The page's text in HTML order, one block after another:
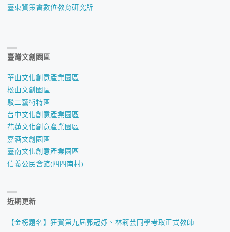
臺東資策會數位教育研究所
臺灣文創園區
華山文化創意產業園區
松山文創園區
駁二藝術特區
台中文化創意產業園區
花蓮文化創意產業園區
嘉酒文創園區
臺南文化創意產業園區
信義公民會館(四四南村)
近期更新
【金榜題名】狂賀第九屆郭冠妤、林莉芸同學考取正式教師